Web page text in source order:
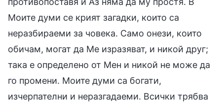
Моите думи се крият загадки, които са
неразбираеми за човека. Само онези, които
обичам, могат да Ме изразяват, и никой друг;
така е определено от Мен и никой не може да
го промени. Моите думи са богати,
изчерпателни и неразгадаеми. Всички трябва